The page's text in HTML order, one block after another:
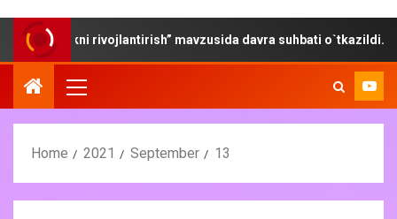
rivojlantirish” mavzusida davra suhbati o`tkazildi.
Home 2021 September 13